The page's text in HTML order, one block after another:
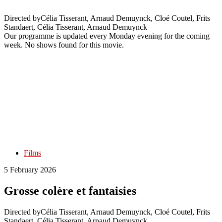
Directed byCélia Tisserant, Arnaud Demuynck, Cloé Coutel, Frits
Standaert, Célia Tisserant, Arnaud Demuynck
Our programme is updated every Monday evening for the coming
week. No shows found for this movie.
Films
5 February 2026
Grosse colère et fantaisies
Directed byCélia Tisserant, Arnaud Demuynck, Cloé Coutel, Frits